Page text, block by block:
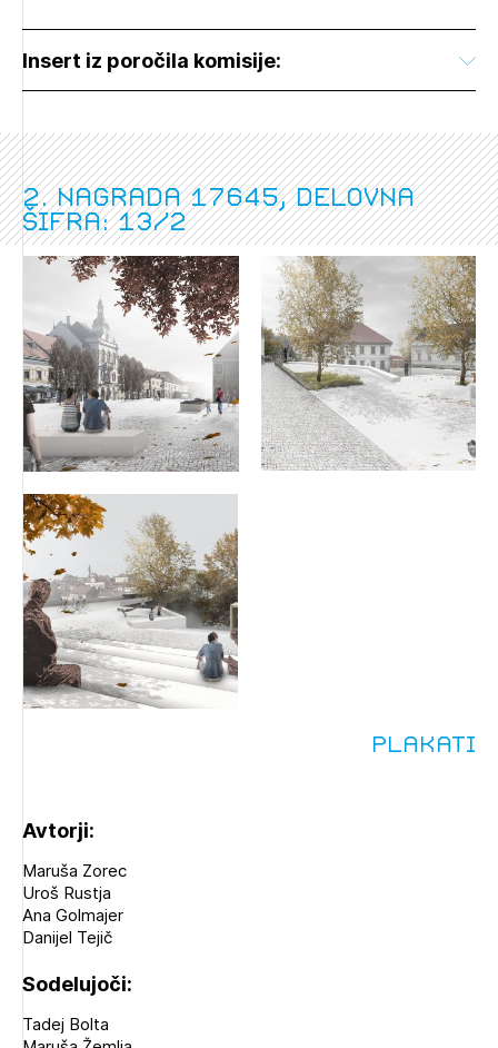
Insert iz poročila komisije:
2. nagrada 17645, delovna
šifra: 13/2
Plakati
Avtorji:
Maruša Zorec
Uroš Rustja
Ana Golmajer
Danijel Tejič
Sodelujoči:
Tadej Bolta